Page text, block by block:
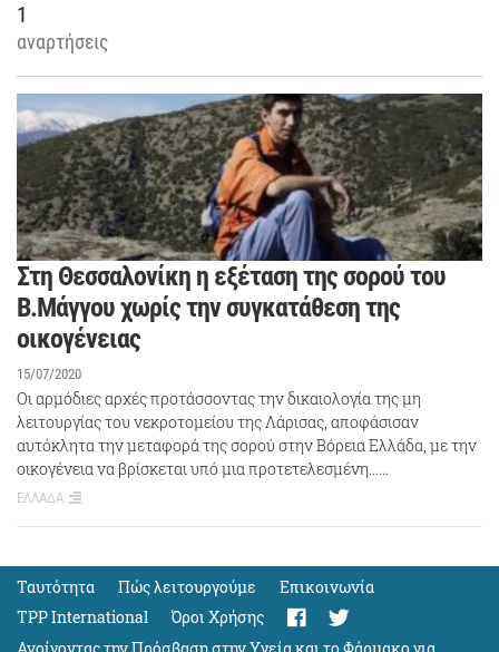
1
αναρτήσεις
Στη Θεσσαλονίκη η εξέταση της σορού του
Β.Μάγγου χωρίς την συγκατάθεση της
οικογένειας
15/07/2020
Οι αρμόδιες αρχές προτάσσοντας την δικαιολογία της μη
λειτουργίας του νεκροτομείου της Λάρισας, αποφάσισαν
αυτόκλητα την μεταφορά της σορού στην Βόρεια Ελλάδα, με την
οικογένεια να βρίσκεται υπό μια προτετελεσμένη……
ΕΛΛΑΔΑ
Ταυτότητα Πώς λειτουργούμε
Eπικοινωνία
TPP International
Όροι Χρήσης